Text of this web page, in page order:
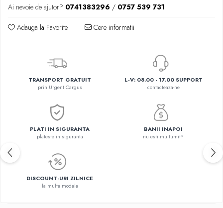
Ai nevoie de ajutor? 0741383296 / 0757 539 731
Adauga la Favorite Cere informatii
TRANSPORT GRATUIT
prin Urgent Cargus
L-V: 08.00 - 17.00 SUPPORT
contacteaza-ne
PLATI IN SIGURANTA
plateste in siguranta
BANII INAPOI
nu esti multumit?
DISCOUNT-URI ZILNICE
la multe modele